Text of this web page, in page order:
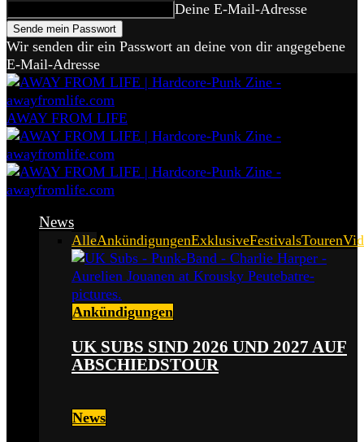
Deine E-Mail-Adresse
Wir senden dir ein Passwort an deine von dir angegebene
E-Mail-Adresse
AWAY FROM LIFE
News
AlleAnkündigungenExklusiveFestivalsTouren
Ankündigungen
UK SUBS SIND 2026 UND 2027 AUF
ABSCHIEDSTOUR
News